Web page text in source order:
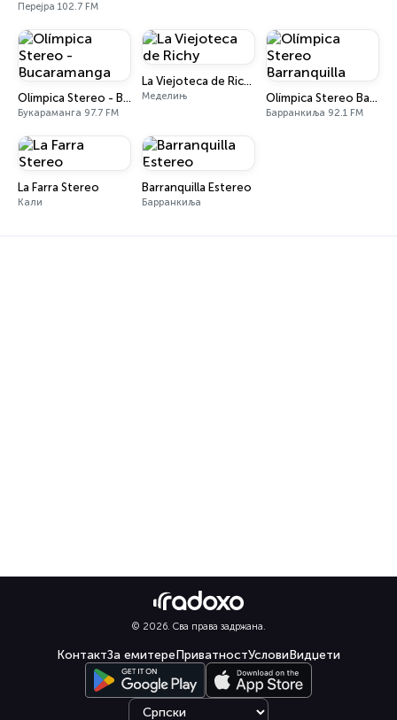
Перејра 102.7 FM
Olímpica Stereo - Bucaramanga
Букараманга 97.7 FM
La Viejoteca de Richy
Меделињ Olímpica Stereo Barranquilla
Барранкиља 92.1 FM
La Farra Stereo
Кали
Barranquilla Estereo
Барранкиља
© 2026. Сва права задржана.
КонтактЗа емитереПриватностУсловиВидџети
Select language